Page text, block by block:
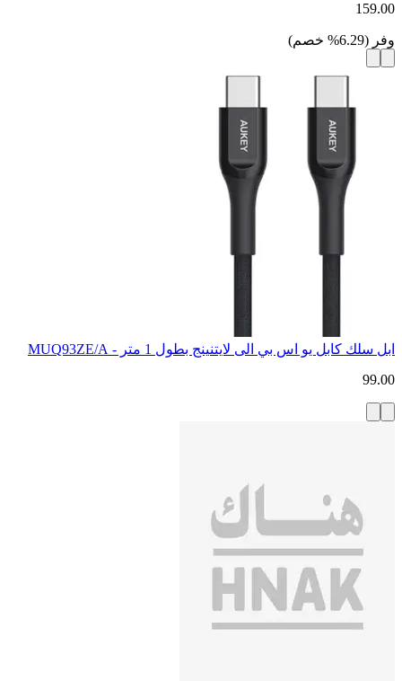
159.00
وفر (
6.29
% خصم)
ابل سلك كابل يو اس بي الى لايتنينج بطول 1 متر - MUQ93ZE/A
99.00